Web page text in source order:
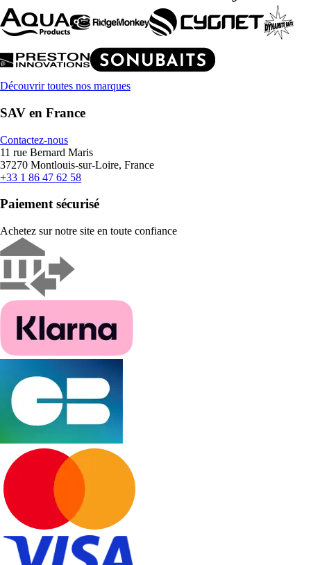
Découvrir toutes nos marques
SAV en France
Contactez-nous
11 rue Bernard Maris
37270 Montlouis-sur-Loire, France
+33 1 86 47 62 58
Paiement sécurisé
Achetez sur notre site en toute confiance